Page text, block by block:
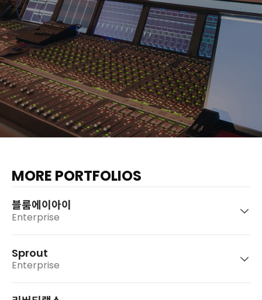
MORE PORTFOLIOS
블룸에이아이
Enterprise
Sprout
Enterprise